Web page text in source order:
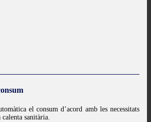
el consum d’acord amb les necessitats
sanitària.